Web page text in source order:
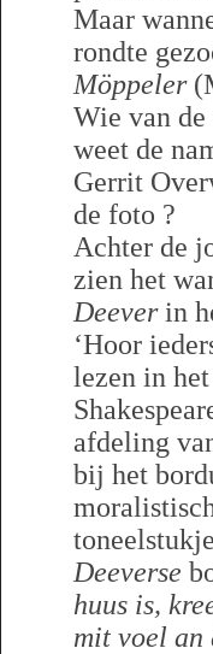
Maar
rondte
Möppeler
Wie van de
weet de
Gerrit
de foto ?
Achter de
zien het
Deever in
‘Hoor
lezen in
afdeling
bij het
Deeverse
huus is,
mit voel an